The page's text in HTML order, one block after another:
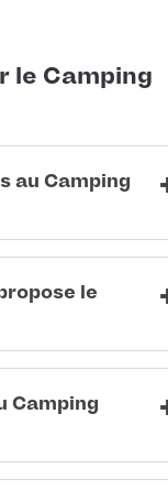
le Camping
au Camping
le
Camping